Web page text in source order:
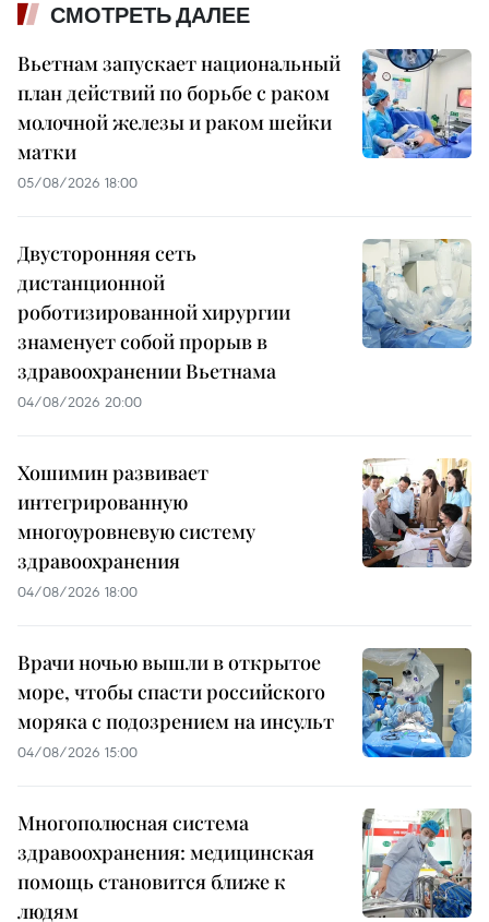
СМОТРЕТЬ ДАЛЕЕ
Вьетнам запускает национальный
план действий по борьбе с раком
молочной железы и раком шейки
матки
05/08/2026 18:00
Двусторонняя сеть
дистанционной
роботизированной хирургии
знаменует собой прорыв в
здравоохранении Вьетнама
04/08/2026 20:00
Хошимин развивает
интегрированную
многоуровневую систему
здравоохранения
04/08/2026 18:00
Врачи ночью вышли в открытое
море, чтобы спасти российского
моряка с подозрением на инсульт
04/08/2026 15:00
Многополюсная система
здравоохранения: медицинская
помощь становится ближе к
людям